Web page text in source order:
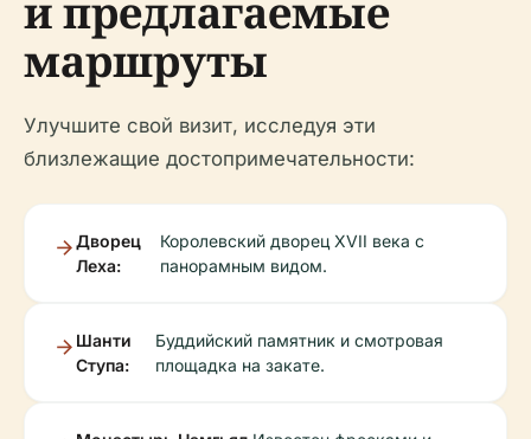
и предлагаемые
маршруты
Улучшите свой визит, исследуя эти
близлежащие достопримечательности:
Дворец
Леха:
Королевский дворец XVII века с
панорамным видом.
Шанти
Ступа:
Буддийский памятник и смотровая
площадка на закате.